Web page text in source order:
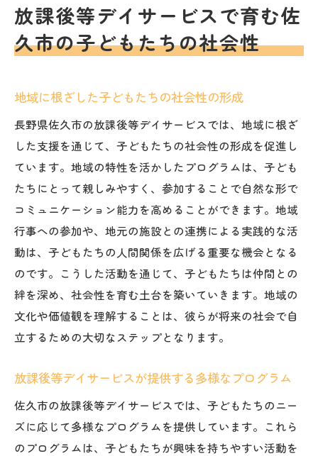
地域社会との連携による社会性強化
佐久市の文化と自然を通じた社会性学習
ービスの魅力
佐久市の放課後等デイサービスの特色
個々のニーズに応じたパーソナライズド支
援
専門スタッフによるサポート体制
佐久市特有のプログラムが持つ魅力
放課後等デイサービスによる個別最適支援
の重要性
自然と文化を活かした佐久市の放課後等デイサ
ービスの実践
地域の自然を活用した学びの場
文化体験を通じた社会性育成
地域の伝統文化と子どもたちの関わり
環境学習が子どもに与える影響
放課後等デイサービスで育む佐
久市の子どもたちの社会性
地域に根ざした子どもたちの社会性の形成
長野県佐久市の放課後等デイサービスでは、地域に根ざ
した支援を通じて、子どもたちの社会性の形成を促進し
ています。地域の特性を活かしたプログラムは、子ども
たちにとって親しみやすく、参加することで自然な形で
コミュニケーション能力を高めることができます。地域
行事への参加や、地元の施設との連携による実践的な活
動は、子どもたちの人間関係を広げる重要な機会となる
のです。こうした活動を通じて、子どもたちは仲間との
絆を深め、社会性を育む土台を築いていきます。地域の
文化や価値観を理解することは、彼らが将来の社会で自
立するための大切なステップとなります。
放課後等デイサービスが提供する多様なプログラム
佐久市の放課後等デイサービスでは、子どもたちのニー
ズに応じて多様なプログラムを提供しています。これら
のプログラムは、子どもたちが興味を持ちやすい活動を